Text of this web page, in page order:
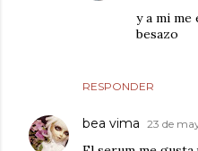
RESPONDER
y a mi me
besazo
bea vima 23 de